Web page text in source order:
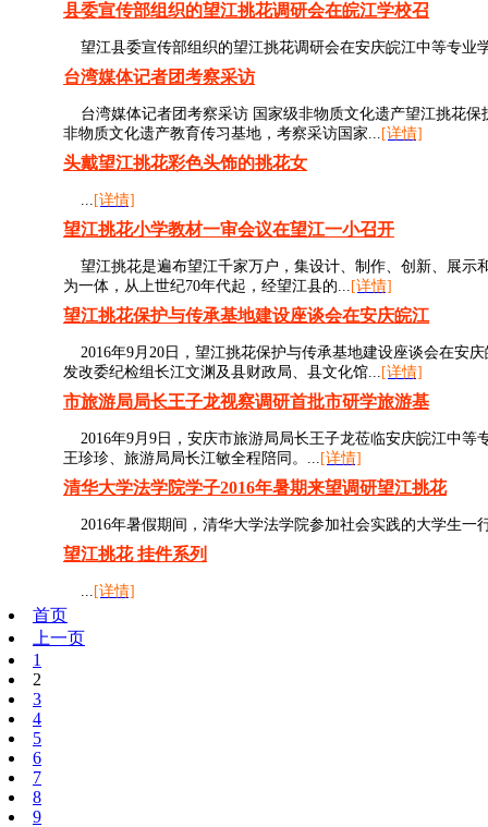
县委宣传部组织的望江挑花调研会在皖江学校召
望江县委宣传部组织的望江挑花调研会在安庆皖江中等专业
台湾媒体记者团考察采访
台湾媒体记者团考察采访 国家级非物质文化遗产望江挑花保
非物质文化遗产教育传习基地，考察采访国家... [详情]
头戴望江挑花彩色头饰的挑花女
... [详情]
望江挑花小学教材一审会议在望江一小召开
望江挑花是遍布望江千家万户，集设计、制作、创新、展示
为一体，从上世纪70年代起，经望江县的... [详情]
望江挑花保护与传承基地建设座谈会在安庆皖江
2016年9月20日，望江挑花保护与传承基地建设座谈会在安
发改委纪检组长江文渊及县财政局、县文化馆... [详情]
市旅游局局长王子龙视察调研首批市研学旅游基
2016年9月9日，安庆市旅游局局长王子龙莅临安庆皖江中等
王珍珍、旅游局局长江敏全程陪同。... [详情]
清华大学法学院学子2016年暑期来望调研望江挑花
2016年暑假期间，清华大学法学院参加社会实践的大学生一
望江挑花 挂件系列
... [详情]
首页
上一页
1
2
3
4
5
6
7
8
9